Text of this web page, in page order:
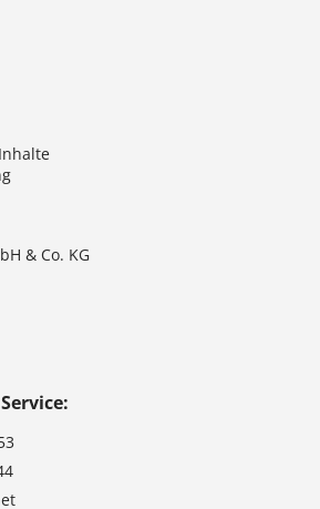
& Co. KG